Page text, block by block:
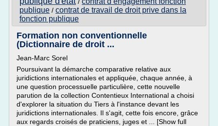
publique / contrat de travail de droit prive dans la
fonction publique
Formation non conventionnelle
(Dictionnaire de droit ...
Jean-Marc Sorel
Poursuivant la démarche comparative relative aux
juridictions internationales et appliquée, chaque année, à
une question processuelle particulière, cette nouvelle
parution de la collection Contentieux International a choisi
d'explorer la situation du Tiers à l'instance devant les
juridictions internationales. Il s'agit, cette fois encore, grâce
aux regards croisés de praticiens, juges et ... [Show full